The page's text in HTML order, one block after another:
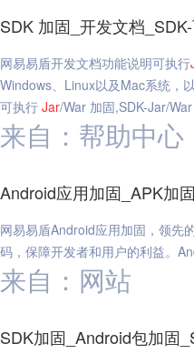
SDK 加固_开发文档
网易易盾开发文档功能说明可执行
Windows、Linux以及Mac系统，
可执行 Jar/War 加固,SDK-Jar/
来自：帮助中心
Android应用加固_APK加
网易易盾Android应用加固，领先
码，保障开发者和用户的利益。
来自：网站
SDK加固_Android包加固